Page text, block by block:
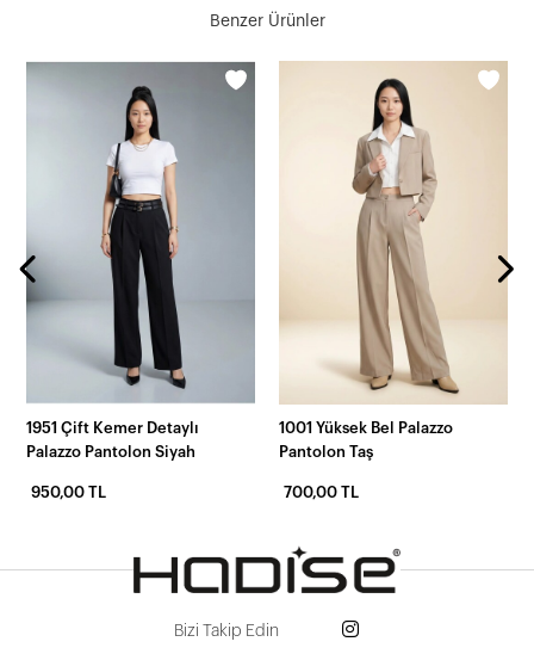
Benzer Ürünler
1951 Çift Kemer Detaylı
Palazzo Pantolon Siyah
950,00 TL
1001 Yüksek Bel Palazzo
Pantolon Taş
700,00 TL
Bizi Takip Edin